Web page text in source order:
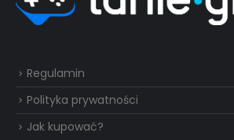
Regulamin
Polityka prywatności
Jak kupować?